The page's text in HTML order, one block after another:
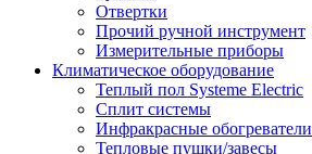
Отвертки
Прочий ручной инструмент
Измерительные приборы
Климатическое оборудование
Теплый пол Systeme Electric
Сплит системы
Инфракрасные обогреватели
Тепловые пушки/завесы